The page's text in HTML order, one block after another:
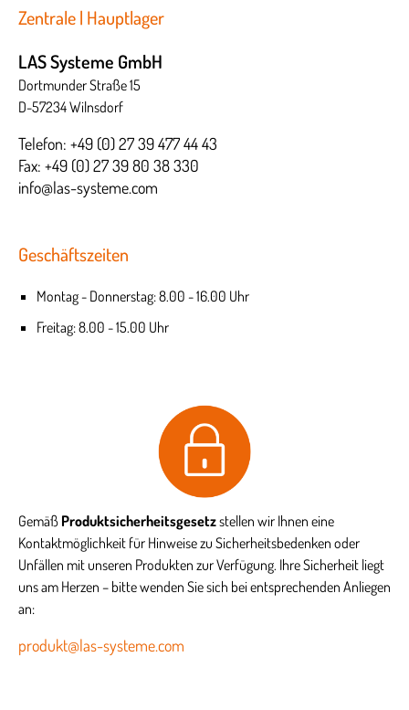
Zentrale | Hauptlager
LAS Systeme GmbH
Dortmunder Straße 15
D-57234 Wilnsdorf
Telefon: +49 (0) 27 39 477 44 43
Fax: +49 (0) 27 39 80 38 330
info@las-systeme.com
Geschäftszeiten
Montag - Donnerstag: 8.00 - 16.00 Uhr
Freitag: 8.00 - 15.00 Uhr
Gemäß Produktsicherheitsgesetzstellen wir Ihnen eine
Kontaktmöglichkeit für Hinweise zu Sicherheitsbedenken oder
Unfällen mit unseren Produkten zur Verfügung. Ihre Sicherheit liegt
uns am Herzen – bitte wenden Sie sich bei entsprechenden Anliegen
an:
produkt@las-systeme.com